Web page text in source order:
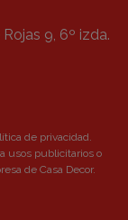
9, 6º izda.
de privacidad
usos publicitarios o
de Casa Decor.